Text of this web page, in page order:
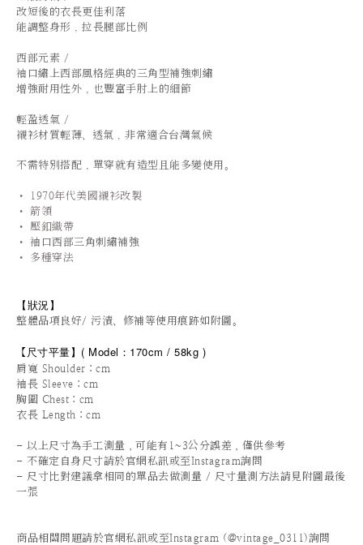
改短後的衣長更佳利落
能調整身形 , 拉長腿部比例
西部元素 /
袖口繡上西部風格經典的三角型補強刺繡
增強耐用性外 , 也豐富手肘上的細節
輕盈透氣 /
襯衫材質輕薄、透氣 , 非常適合台灣氣候
不需特別搭配 , 單穿就有造型且能多變使用。
• 1970年代美國襯衫改製
• 箭領
• 壓釦織帶
• 袖口西部三角刺繡補強
• 多種穿法
【狀況】
整體品項良好/ 污漬、修補等使用痕跡如附圖。
【 尺寸平量】 ( Model：170cm / 58kg )
肩寬 Shoulder：cm
袖長 Sleeve：cm
胸圍 Chest：cm
衣長 Length：cm
- 以上尺寸為手工測量，可能有1~3公分誤差，僅供參考
- 不確定自身尺寸請於官網私訊或至Instagram詢問
- 尺寸比對建議拿相同的單品去做測量 / 尺寸量測方法請見附圖最後
一張
商品相關問題請於官網私訊或至Instagram (@vintage_0311)詢問